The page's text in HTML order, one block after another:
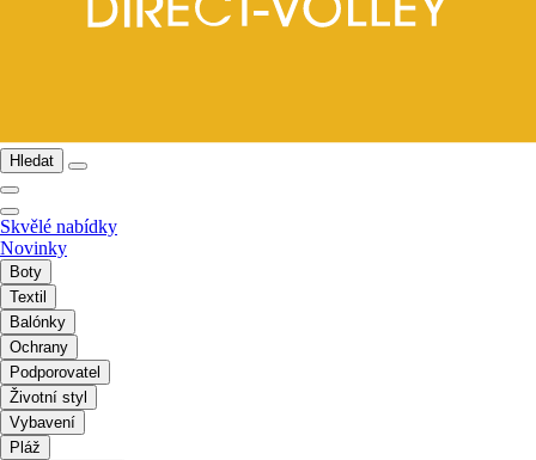
Hledat
Skvělé nabídky
Novinky
Boty
Textil
Balónky
Ochrany
Podporovatel
Životní styl
Vybavení
Pláž